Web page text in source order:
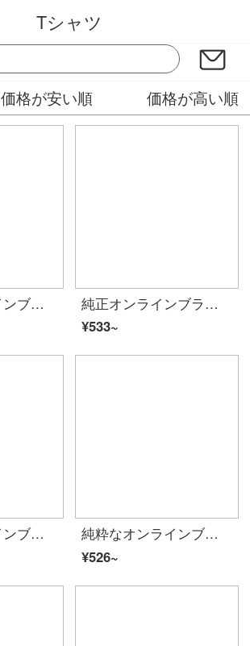
チューズデーファッション
Tシャツ
価格が安い順 価格が高い順
純粋なオンラインブランドA 21夏に、2020レディ・スフを新着しています。ファンシー・ブロードウェーの白い女性Tシャツです。ゆったりとした丸首が肩に落ちます。半袖の学生服F 4 02231006特白155/80 A/S
純正オンラインブランドA 21夏には2020レディ・スフを新着しています。プリントガールの上着の丸首半袖シャツは学生Tシャッツ・パーフェクトF 4 02231061特白150/76 A/XS
¥533~
純粋なオンラインブランドA 21夏に、2020レディ・スーフを新着しています。ストリート風の女性Tシャッツのゆったりとした丸首が肩に落ちます。半袖の上着F 4 02231071緑160/84 A/M
純粋なオンラインブランドA 21夏には、2020カップルにゆったりとしたラウンドネックの女性Tシャツを着用します。男性の肩に半袖のシャツは、新鮮な上着F 02031002浅kaその170/84 A/M
¥526~